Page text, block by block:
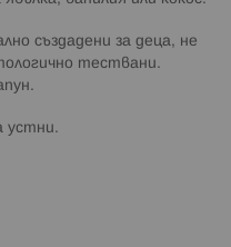
създадени за деца, не
тествани.
устни.